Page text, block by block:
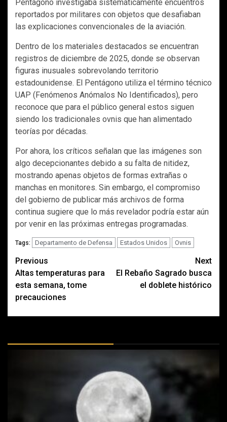
Pentágono investigaba sistemáticamente encuentros
reportados por militares con objetos que desafiaban
las explicaciones convencionales de la aviación.
Dentro de los materiales destacados se encuentran
registros de diciembre de 2025, donde se observan
figuras inusuales sobrevolando territorio
estadounidense. El Pentágono utiliza el término técnico
UAP (Fenómenos Anómalos No Identificados), pero
reconoce que para el público general estos siguen
siendo los tradicionales ovnis que han alimentado
teorías por décadas.
Por ahora, los críticos señalan que las imágenes son
algo decepcionantes debido a su falta de nitidez,
mostrando apenas objetos de formas extrañas o
manchas en monitores. Sin embargo, el compromiso
del gobierno de publicar más archivos de forma
continua sugiere que lo más revelador podría estar aún
por venir en las próximas entregas programadas.
Tags: Departamento de Defensa Estados Unidos Ovnis
Post
navigation
Previous
Altas temperaturas para
esta semana, tome
precauciones
Next
El Rebaño Sagrado busca
el doblete histórico